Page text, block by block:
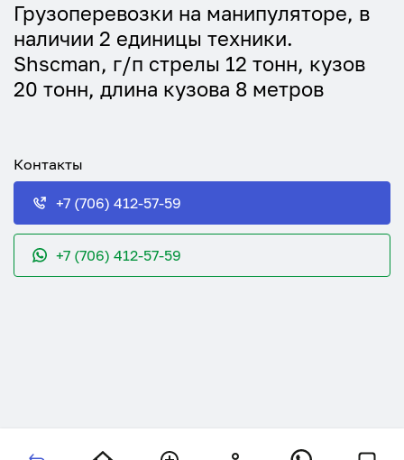
Грузоперевозки на манипуляторе, в
наличии 2 единицы техники.
Shscman, г/п стрелы 12 тонн, кузов
20 тонн, длина кузова 8 метров
Контакты
+7 (706) 412-57-59
+7 (706) 412-57-59